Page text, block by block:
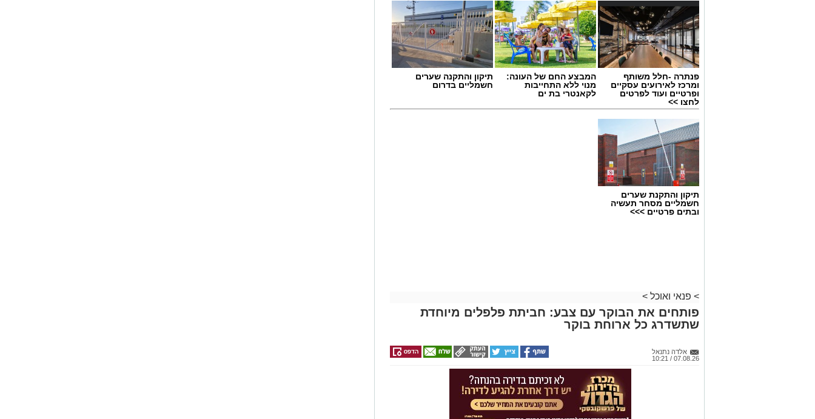
פנתרה -חלל משותף
ומרכז לאירועים עסקיים
ופרטיים ועוד לפרטים
לחצו >>
המבצע החם של העונה:
מנוי ללא התחייבות
לקאנטרי בת ים
תיקון והתקנה שערים
חשמליים בדרום
תיקון והתקנת שערים
חשמליים מסחר תעשיה
ובתים פרטיים >>>
> פנאי ואוכל >
פותחים את הבוקר עם צבע: חביתת פלפלים מיוחדת
שתשדרג כל ארוחת בוקר
אלדה נתנאל
07.08.26 / 10:21